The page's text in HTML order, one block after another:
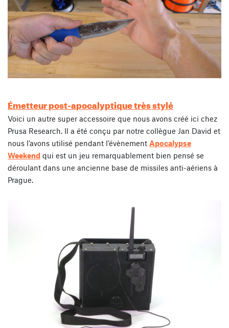
Émetteur post-apocalyptique très stylé
Voici un autre super accessoire que nous avons créé ici chez
Prusa Research. Il a été conçu par notre collègue Jan David et
nous l’avons utilisé pendant l’évènement Apocalypse
Weekend qui est un jeu remarquablement bien pensé se
déroulant dans une ancienne base de missiles anti-aériens à
Prague.